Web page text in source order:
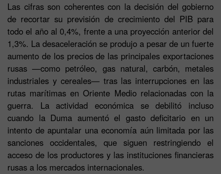
Las cifras son coherentes con la decisión del gobierno
de recortar su previsión de crecimiento del PIB para
todo el año al 0,4%, frente a una proyección anterior del
1,3%. La desaceleración se produjo a pesar de un fuerte
aumento de los precios de las principales exportaciones
rusas —como petróleo, gas natural, carbón, metales
industriales y cereales— tras las interrupciones en las
rutas marítimas en Oriente Medio relacionadas con la
guerra. La actividad económica se debilitó incluso
cuando la Duma aumentó el gasto deficitario en un
intento de apuntalar una economía aún limitada por las
sanciones occidentales, que siguen restringiendo el
acceso de los productores y las instituciones financieras
rusas a los mercados internacionales.